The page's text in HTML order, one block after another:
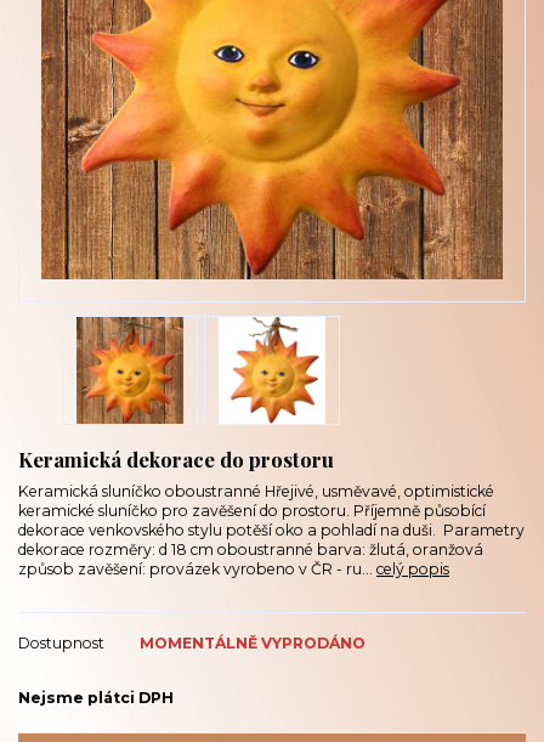
Keramická dekorace do prostoru
Keramická sluníčko oboustranné Hřejivé, usměvavé, optimistické
keramické sluníčko pro zavěšení do prostoru. Příjemně působící
dekorace venkovského stylu potěší oko a pohladí na duši. Parametry
dekorace rozměry: d 18 cm oboustranné barva: žlutá, oranžová
způsob zavěšení: provázek vyrobeno v ČR - ru... celý popis
Dostupnost MOMENTÁLNĚ VYPRODÁNO
Nejsme plátci DPH